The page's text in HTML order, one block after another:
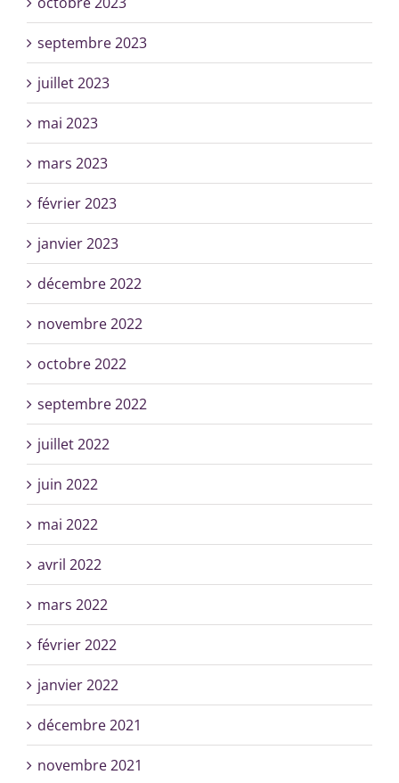
septembre 2023
juillet 2023
mai 2023
mars 2023
février 2023
janvier 2023
décembre 2022
novembre 2022
octobre 2022
septembre 2022
juillet 2022
juin 2022
mai 2022
avril 2022
mars 2022
février 2022
janvier 2022
décembre 2021
novembre 2021